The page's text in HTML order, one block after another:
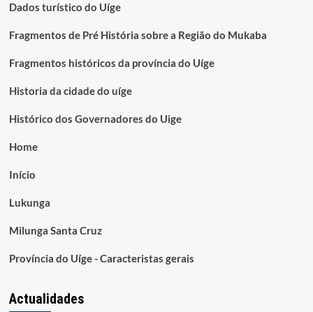
Dados turístico do Uíge
Fragmentos de Pré História sobre a Região do Mukaba
Fragmentos históricos da província do Uíge
Historia da cidade do uíge
Histórico dos Governadores do Uige
Home
Início
Lukunga
Milunga Santa Cruz
Província do Uíge - Caracteristas gerais
Actualidades